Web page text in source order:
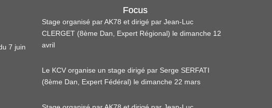
7 juin
Focus
Stage organisé par AK78 et dirigé par Jean-Luc
CLERGET (8ème Dan, Expert Régional) le dimanche 12
avril
Le KCV organise un stage dirigé par Serge SERFATI
(8ème Dan, Expert Fédéral) le dimanche 22 mars